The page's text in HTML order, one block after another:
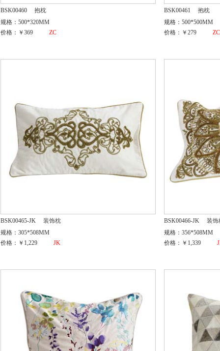
BSK00460
抱枕
规格：500*320MM
价格：￥369
ZC
BSK00461
抱枕
规格：500*500MM
价格：￥279
ZC
BSK00465-JK
装饰枕
规格：305*508MM
价格：￥1,229
JK
BSK00466-JK
装饰
规格：356*508MM
价格：￥1,339